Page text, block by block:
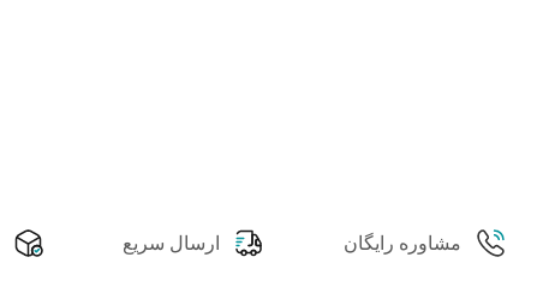
مشاوره رایگان ارسال سریع